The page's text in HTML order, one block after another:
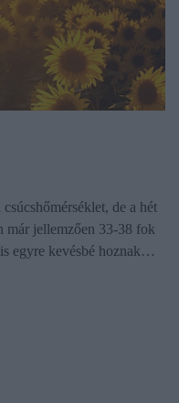
de a hét
már jellemzően 33-38 fok
egyre kevésbé hoznak…